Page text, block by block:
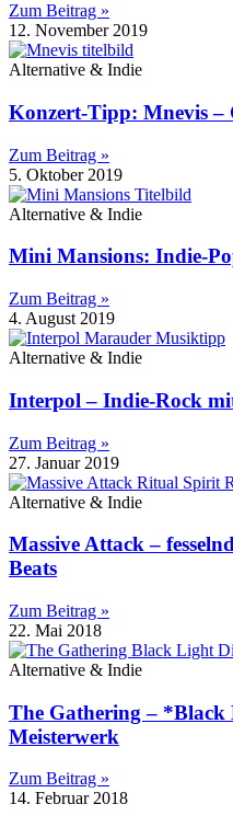
Zum Beitrag »
12. November 2019
Alternative & Indie
Konzert-Tipp: Mnevis –
Zum Beitrag »
5. Oktober 2019
Alternative & Indie
Mini Mansions: Indie-
Zum Beitrag »
4. August 2019
Alternative & Indie
Interpol – Indie-Rock
Zum Beitrag »
27. Januar 2019
Alternative & Indie
Massive Attack –
Beats
Zum Beitrag »
22. Mai 2018
Alternative & Indie
The Gathering – *Black
Meisterwerk
Zum Beitrag »
14. Februar 2018